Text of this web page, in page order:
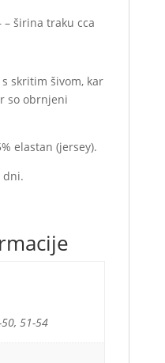
– širina traku cca
skritim šivom, kar
so obrnjeni
elastan (jersey).
dni.
51-54